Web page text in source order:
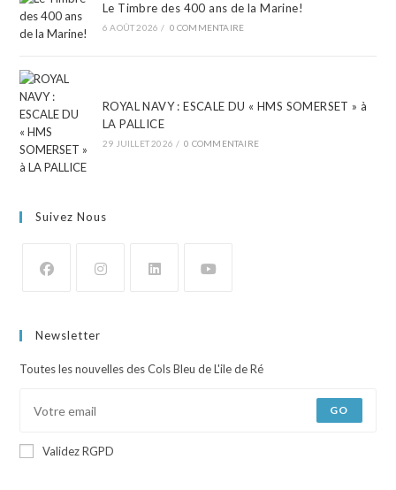
Le Timbre des 400 ans de la Marine!
6 AOÛT 2026 / 0 COMMENTAIRE
ROYAL NAVY : ESCALE DU « HMS SOMERSET » à
LA PALLICE
29 JUILLET 2026 / 0 COMMENTAIRE
Suivez Nous
Newsletter
Toutes les nouvelles des Cols Bleu de L'ile de Ré
GO
Validez RGPD